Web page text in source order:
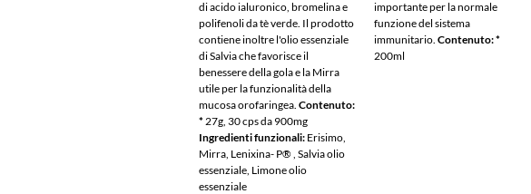
di acido ialuronico, bromelina e
polifenoli da tè verde. Il prodotto
contiene inoltre l'olio essenziale
di Salvia che favorisce il
benessere della gola e la Mirra
utile per la funzionalità della
mucosa orofaringea. Contenuto:
* 27g, 30 cps da 900mg
Ingredienti funzionali: Erisimo,
Mirra, Lenixina- P® , Salvia olio
essenziale, Limone olio
essenziale
importante per la normale
funzione del sistema
immunitario. Contenuto: *
200ml